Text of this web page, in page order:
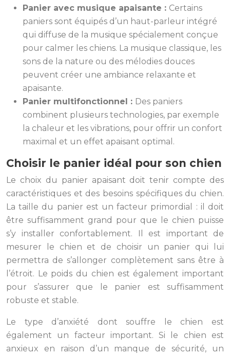
Panier avec musique apaisante : Certains
paniers sont équipés d’un haut-parleur intégré
qui diffuse de la musique spécialement conçue
pour calmer les chiens. La musique classique, les
sons de la nature ou des mélodies douces
peuvent créer une ambiance relaxante et
apaisante.
Panier multifonctionnel : Des paniers
combinent plusieurs technologies, par exemple
la chaleur et les vibrations, pour offrir un confort
maximal et un effet apaisant optimal.
Choisir le panier idéal pour son chien
Le choix du panier apaisant doit tenir compte des
caractéristiques et des besoins spécifiques du chien.
La taille du panier est un facteur primordial : il doit
être suffisamment grand pour que le chien puisse
s’y installer confortablement. Il est important de
mesurer le chien et de choisir un panier qui lui
permettra de s’allonger complètement sans être à
l’étroit. Le poids du chien est également important
pour s’assurer que le panier est suffisamment
robuste et stable.
Le type d’anxiété dont souffre le chien est
également un facteur important. Si le chien est
anxieux en raison d’un manque de sécurité, un